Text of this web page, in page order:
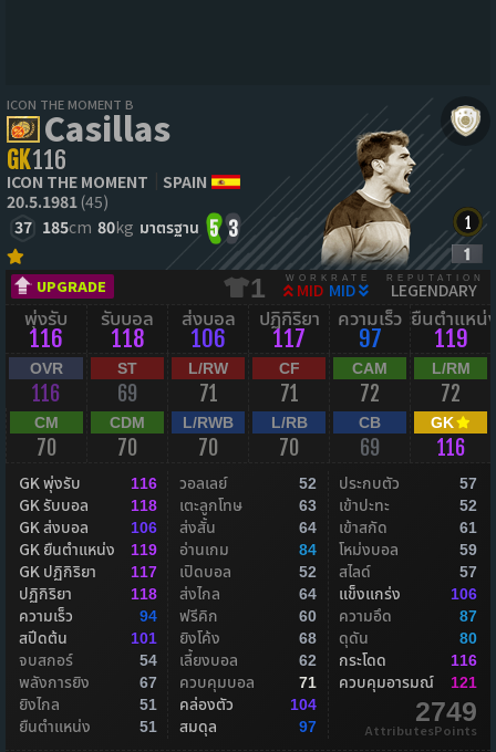
ICON THE MOMENT B
Casillas
GK116
ICON THE MOMENT
SPAIN
20.5.1981(45)
37 185cm 80kg มาตรฐาน 5 3
UPGRADE 1 WORKRATE
MID MID
REPUTATION
LEGENDARY
พุ่งรับ
116
รับบอล
118
ส่งบอล
106
ปฏิกิริยา
117
ความเร็ว
97
ยืนตำแหน่
119
OVR
116
ST
69
L/RW
71
CF
71
CAM
72
L/RM
72
CM
70
CDM
70
L/RWB
70
L/RB
70
CB
69
GK
116
GK พุ่งรับ 116
GK รับบอล 118
GK ส่งบอล 106
GK ยืนตำแหน่ง 119
GK ปฏิกิริยา 117
ปฏิกิริยา 118
ความเร็ว 94
สปีดต้น 101
จบสกอร์ 54
พลังการยิง 67
ยิงไกล 51
ยืนตำแหน่ง 51
วอลเลย์ 52
เตะลูกโทษ 63
ส่งสั้น 64
อ่านเกม 84
เปิดบอล 52
ส่งไกล 64
ฟรีคิก 60
ยิงโค้ง 68
เลี้ยงบอล 62
ควบคุมบอล 71
คล่องตัว 104
สมดุล 97
ประกบตัว 57
เข้าปะทะ 52
เข้าสกัด 61
โหม่งบอล 59
สไลด์ 57
แข็งแกร่ง 106
ความอึด 87
ดุดัน 80
กระโดด 116
ควบคุมอารมณ์ 121
2749
AttributesPoints